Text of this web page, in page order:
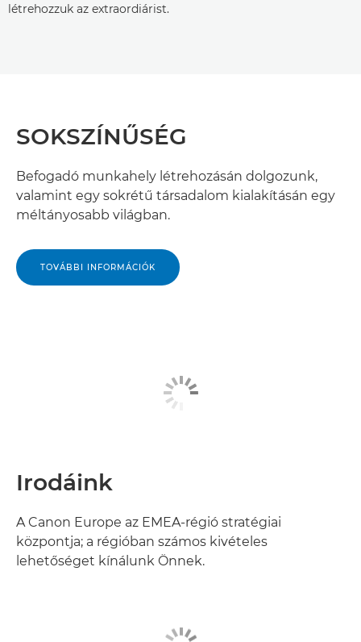
létrehozzuk az extraordiárist.
SOKSZÍNŰSÉG
Befogadó munkahely létrehozásán dolgozunk,
valamint egy sokrétű társadalom kialakításán egy
méltányosabb világban.
TOVÁBBI INFORMÁCIÓK
Irodáink
A Canon Europe az EMEA-régió stratégiai
központja; a régióban számos kivételes
lehetőséget kínálunk Önnek.